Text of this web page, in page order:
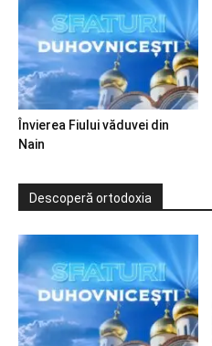
Învierea Fiului văduvei din
Nain
Descoperă ortodoxia